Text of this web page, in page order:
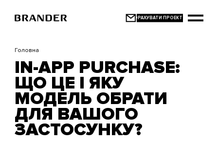
основного
Головна
IN-APP PURCHASE:
ЩО ЦЕ І ЯКУ
МОДЕЛЬ ОБРАТИ
ДЛЯ ВАШОГО
ЗАСТОСУНКУ?